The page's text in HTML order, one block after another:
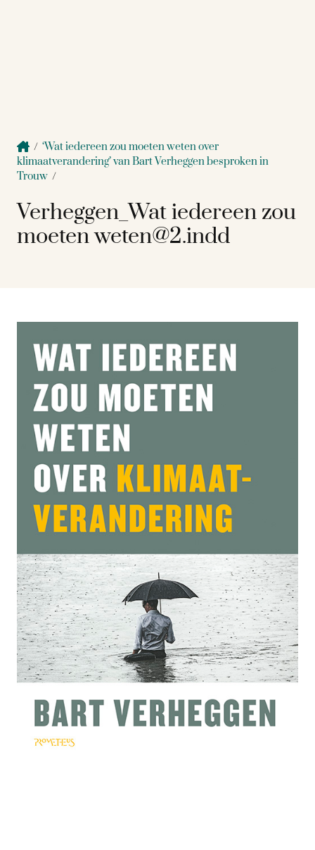
/ ‘Wat iedereen zou moeten weten over
klimaatverandering’ van Bart Verheggen besproken in
Trouw /
Verheggen_Wat iedereen zou
moeten weten@2.indd